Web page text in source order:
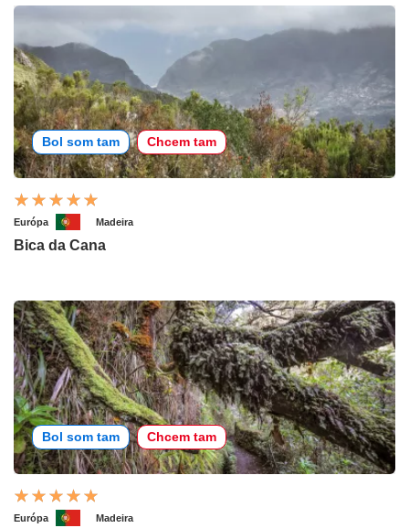
Bol som tam Chcem tam
Európa Madeira
Bica da Cana
Bol som tam Chcem tam
Európa Madeira